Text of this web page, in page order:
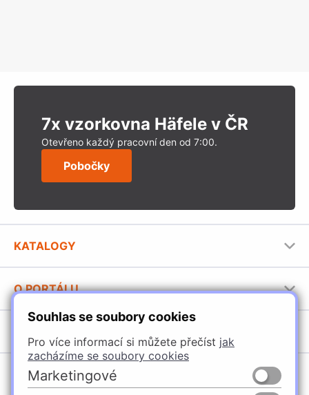
Souhlas se soubory cookies
Pro více informací si můžete přečíst jak
zacházíme se soubory cookies
Marketingové
7x vzorkovna Häfele v ČR
Otevřeno každý pracovní den od 7:00.
Pobočky
KATALOGY
Stavební katalog Häfele
Brožury Häfele
O PORTÁLU
Provozovatel portálu
Jak používat portál
Úchytky
Nábytkové kování
POBOČKY